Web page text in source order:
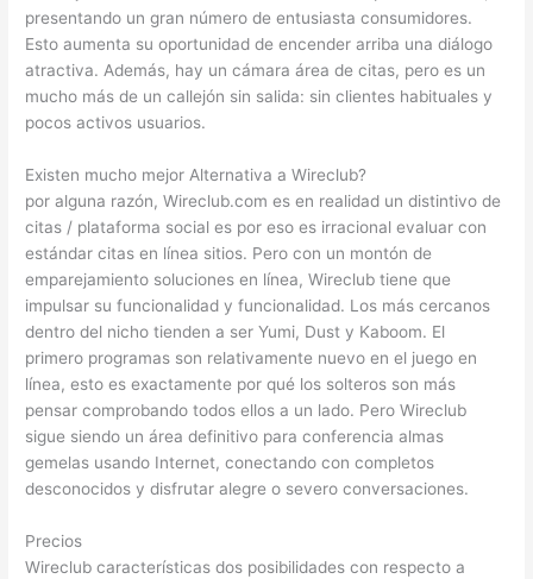
presentando un gran número de entusiasta consumidores.
Esto aumenta su oportunidad de encender arriba una diálogo
atractiva. Además, hay un cámara área de citas, pero es un
mucho más de un callejón sin salida: sin clientes habituales y
pocos activos usuarios.
Existen mucho mejor Alternativa a Wireclub?
por alguna razón, Wireclub.com es en realidad un distintivo de
citas / plataforma social es por eso es irracional evaluar con
estándar citas en línea sitios. Pero con un montón de
emparejamiento soluciones en línea, Wireclub tiene que
impulsar su funcionalidad y funcionalidad. Los más cercanos
dentro del nicho tienden a ser Yumi, Dust y Kaboom. El
primero programas son relativamente nuevo en el juego en
línea, esto es exactamente por qué los solteros son más
pensar comprobando todos ellos a un lado. Pero Wireclub
sigue siendo un área definitivo para conferencia almas
gemelas usando Internet, conectando con completos
desconocidos y disfrutar alegre o severo conversaciones.
Precios
Wireclub características dos posibilidades con respecto a